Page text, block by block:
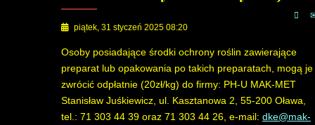
piątek, 31 styczeń 2025 08:20
Osoby posiadające środki ochrony roślin zawierające
preparat lub opakowania po takich preparatach, mogą je
zwrócić odpłatnie (20zł/kg) do firmy: PH-U MAK-MET
Stanisław Juśkiewicz, ul. Kasztanowa 2, 55-200 Oława,
tel.: 71 303 44 39 oraz 71 303 44 26, e-mail: dke@mak-